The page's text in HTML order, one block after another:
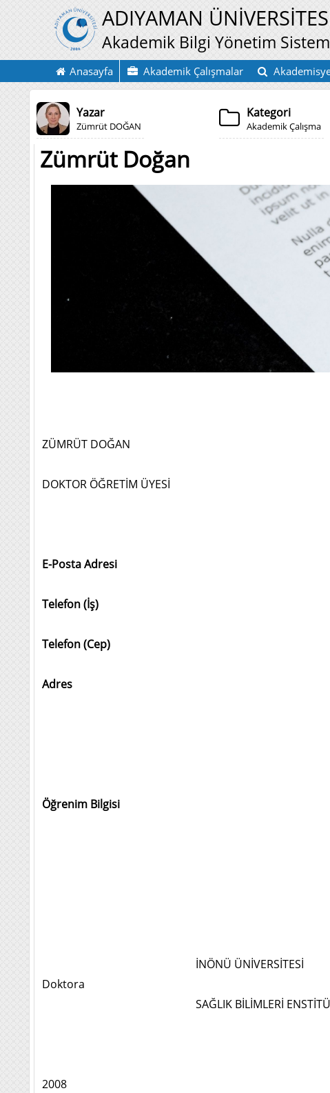
ADIYAMAN
Akademik Bilgi Yönetim
Anasayfa Akademik Çalışmalar
Yazar
Zümrüt DOĞAN
Kategori
Akademik Çalışma
Zümrüt Doğan
ZÜMRÜT DOĞAN
DOKTOR ÖĞRETİM ÜYESİ
E-Posta Adresi
Telefon (İş)
Telefon (Cep)
Adres
Öğrenim Bilgisi
Doktora
İNÖNÜ ÜNİVERSİTESİ
SAĞLIK BİLİMLERİ
2008